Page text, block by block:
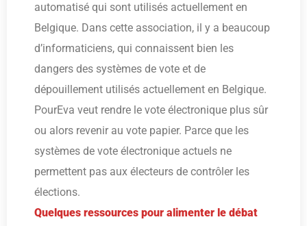
automatisé qui sont utilisés actuellement en
Belgique. Dans cette association, il y a beaucoup
d’informaticiens, qui connaissent bien les
dangers des systèmes de vote et de
dépouillement utilisés actuellement en Belgique.
PourEva veut rendre le vote électronique plus sûr
ou alors revenir au vote papier. Parce que les
systèmes de vote électronique actuels ne
permettent pas aux électeurs de contrôler les
élections.
Quelques ressources pour alimenter le débat